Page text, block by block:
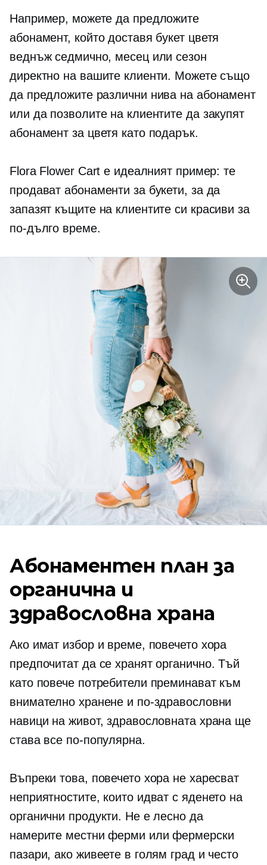
Например, можете да предложите
абонамент, който доставя букет цветя
веднъж седмично, месец или сезон
директно на вашите клиенти. Можете също
да предложите различни нива на абонамент
или да позволите на клиентите да закупят
абонамент за цветя като подарък.
Flora Flower Cart е идеалният пример: те
продават абонаменти за букети, за да
запазят къщите на клиентите си красиви за
по-дълго време.
Абонаментен план за
органична и
здравословна храна
Ако имат избор и време, повечето хора
предпочитат да се хранят органично. Тъй
като повече потребители преминават към
внимателно хранене и по-здравословни
навици на живот, здравословната храна ще
става все по-популярна.
Въпреки това, повечето хора не харесват
неприятностите, които идват с яденето на
органични продукти. Не е лесно да
намерите местни ферми или фермерски
пазари, ако живеете в голям град и често